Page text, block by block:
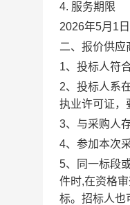
4. 服务期限
2026年5月1
二、报价供应
1、投标人符
2、投标人系
执业许可证，
3、 与采购人
4、 参加本次
5、
同一标段
件时,在资格
标。招标人也